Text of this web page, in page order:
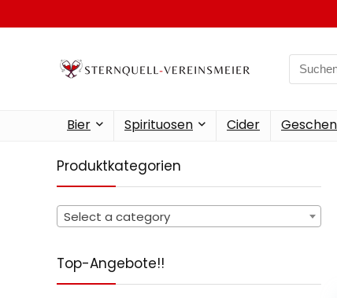
Search
for:
Bier Spirituosen Cider
Produktkategorien
Select a category
Top-Angebote!!